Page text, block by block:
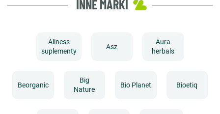
INNE MARKI
Aliness
suplementy
Asz
Aura
herbals
Beorganic
Big
Nature
Bio Planet Bioetiq